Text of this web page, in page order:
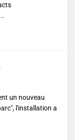
un nouveau
l'installation a